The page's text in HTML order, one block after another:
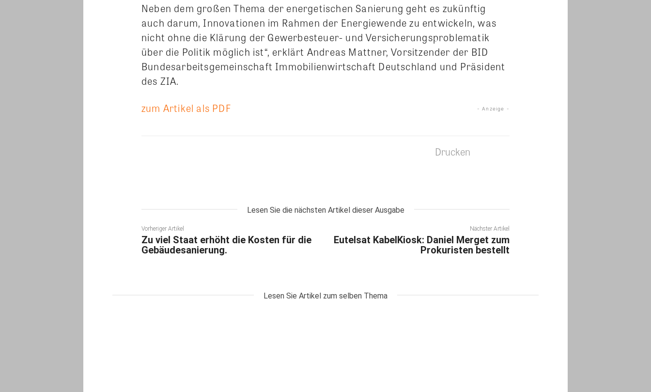
Neben dem großen Thema der energetischen Sanierung geht es zukünftig
auch darum, Innovationen im Rahmen der Energiewende zu entwickeln, was
nicht ohne die Klärung der Gewerbesteuer- und Versicherungsproblematik
über die Politik möglich ist“, erklärt Andreas Mattner, Vorsitzender der BID
Bundesarbeitsgemeinschaft Immobilienwirtschaft Deutschland und Präsident
des ZIA.
- Anzeige -
zum Artikel als PDF
Drucken
Lesen Sie die nächsten Artikel dieser Ausgabe
Vorheriger Artikel
Zu viel Staat erhöht die Kosten für die
Gebäudesanierung.
Nächster Artikel
Eutelsat KabelKiosk: Daniel Merget zum
Prokuristen bestellt
Lesen Sie Artikel zum selben Thema